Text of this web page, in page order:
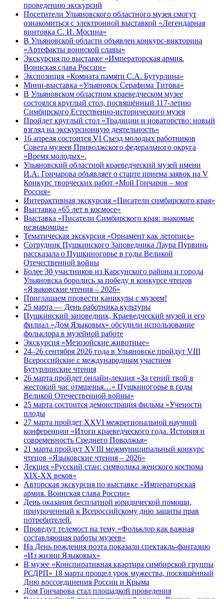
проведению экскурсий
Посетители Ульяновского областного музея смогут
ознакомиться с электронной выставкой «Легендарная
винтовка С. И. Мосина»
В Ульяновской области объявлен конкурс-викторина
«Артефакты воинской славы»
Экскурсия по выставке «Императорская армия.
Воинская слава России»
Экспозиция «Комната памяти С.А. Бутурлина»
Мини-выставка «Ульяновск Серафима Титова»
В Ульяновском областном краеведческом музее
состоялся круглый стол, посвящённый 117-летию
Симбирского Естественно-исторического музея
Пройдет круглый стол «Традиции и новаторство: новый
взгляд на экскурсионную деятельность»
16 апреля состоится VI Съезд молодых работников
Совета музеев Приволжского федерального округа
«Время молодых».
Ульяновский областной краеведческий музей имени
И.А. Гончарова объявляет о старте приема заявок на V
Конкурс творческих работ «Мой Гончаров – моя
Россия»
Интерактивная экскурсия «Писатели симбирского края»
Выставка «65 лет в космосе»
Выставка «Писатели Симбирского края: знакомые
незнакомцы»
Тематическая экскурсия «Орнамент как летопись»
Сотрудник Пушкинского Заповедника Лаура Пурвинь
рассказала о Пушкиногорье в годы Великой
Отечественной войны
Более 30 участников из Карсунского района и города
Ульяновска боролись за победу в конкурсе чтецов
«Языковские чтения – 2026»
Приглашаем провести каникулы с музеем!
25 марта — День работника культуры
Пушкинский заповедник, Краеведческий музей и его
филиал «Дом Языковых» обсудили использование
фольклора в музейной работе
Экскурсия «Мезозойские животные»
24–26 сентября 2026 года в Ульяновске пройдут VIII
Всероссийские с международным участием
Бутурлинские чтения
26 марта пройдет онлайн-лекция «За гений твой в
жестокий час отмщенья…» Пушкиногорье в годы
Великой Отечественной войны»
25 марта состоится демонстрация фильма «Учености
плоды
27 марта пройдет XXVI межрегиональной научной
конференции «Итоги краеведческого года. История и
современность Среднего Поволжья»
21 марта пройдут XVIII межмуниципальный конкурс
чтецов «Языковские чтения – 2026»
Лекция «Русский стан: символика женского костюма
XIX-XX веков»
Авторская экскурсия по выставке «Императорская
армия. Воинская слава России»
День оказания бесплатной юридической помощи,
приуроченный к Всероссийскому дню защиты прав
потребителей.
Проведут телемост на тему «Фольклор как важная
составляющая работы музеев»
На День рождения поэта показали спектакль-фантазию
«Из жизни Языковых»
В музее «Конспиративная квартира симбирской группы
РСДРП» 18 марта прошел урок мужества, посвящённый
Дню воссоединения России и Крыма
Дом Гончарова стал площадкой проведения